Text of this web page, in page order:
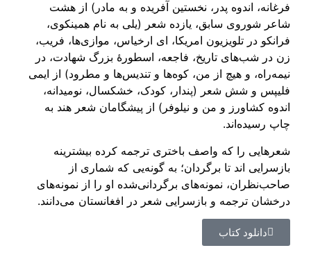
فرغانه، اندوه پدر، نخستین آفریده و به مادر) از هشت
شاعر شوروی سابق، یازده شعر (یلی به نام همینکوی،
فرانکو در تلویزیون امریکا، ای ارخیاس، موازی‌ها، فریب،
زن در شب‌های تاریخ، فاجعه، اسطورهٔ بزرگ شهادت، در
نیمه‌راه، و هیچ از من، کوه‌ها و تندیس‌ها و مطرود) از ایمی
فلیپس و شش شعر (پندار، کودک، خشکسال، نومیدانه،
اندوه کشاورز و من و نیلوفر) از پیشگامان شعر هند به
چاپ رسیده‌‌اند.
شعرهایی را که واصف باختری ترجمه کرده بیشترینه
بازسرایی اند تا برگردان؛ به گونه‌‌یی که شماری از
صاحب‌نظران، نمونه‌های برگردانی‌شده او را از نمونه‌های
درخشان ترجمه و بازسرایی شعر در افغانستان می‌دانند.
دانلود کتاب